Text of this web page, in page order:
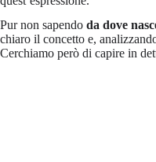
Pur non sapendo da dove
chiaro il concetto e,
Cerchiamo però di capire in